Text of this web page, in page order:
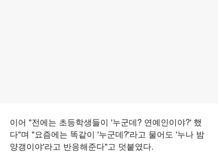
이어 "전에는 초등학생들이 '누군데? 연예인이야?' 했
다"며 "요즘에는 똑같이 '누군데?'라고 물어도 '누나 밤
양갱이야'라고 반응해준다"고 덧붙였다.